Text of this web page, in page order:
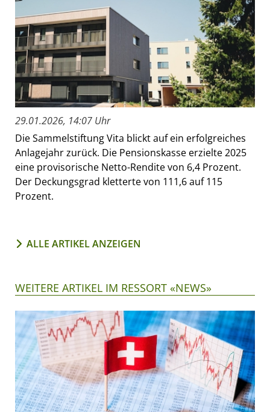
29.01.2026, 14:07 Uhr
Die Sammelstiftung Vita blickt auf ein erfolgreiches
Anlagejahr zurück. Die Pensionskasse erzielte 2025
eine provisorische Netto-Rendite von 6,4 Prozent.
Der Deckungsgrad kletterte von 111,6 auf 115
Prozent.
ALLE ARTIKEL ANZEIGEN
WEITERE ARTIKEL IM RESSORT «NEWS»